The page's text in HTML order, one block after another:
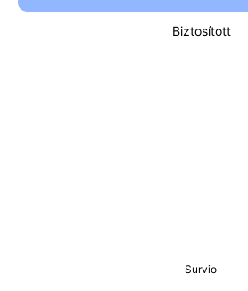
Biztosított
Survio